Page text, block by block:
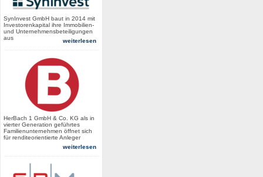
SynInvest GmbH baut in 2014 mit
Investorenkapital ihre Immobilien-
und Unternehmensbeteiligungen
aus
weiterlesen
HerBach 1 GmbH & Co. KG als in
vierter Generation geführtes
Familienunternehmen öffnet sich
für renditeorientierte Anleger
weiterlesen